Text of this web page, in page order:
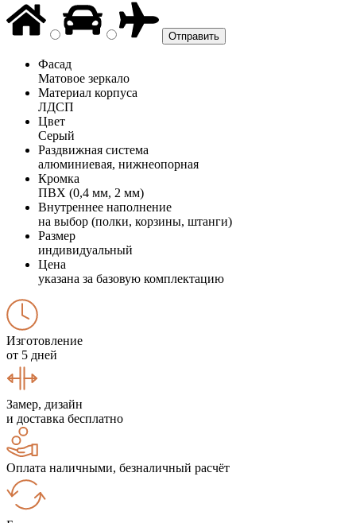
Фасад
Матовое зеркало
Материал корпуса
ЛДСП
Цвет
Серый
Раздвижная система
алюминиевая, нижнеопорная
Кромка
ПВХ (0,4 мм, 2 мм)
Внутреннее наполнение
на выбор (полки, корзины, штанги)
Размер
индивидуальный
Цена
указана за базовую комплектацию
Изготовление
от 5 дней
Замер, дизайн
и доставка бесплатно
Оплата наличными, безналичный расчёт